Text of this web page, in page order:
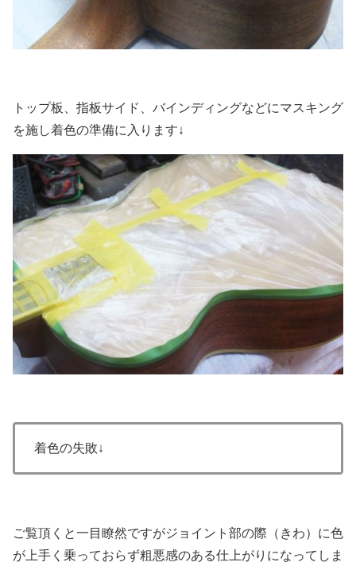
トップ板、指板サイド、バインディングなどにマスキング
を施し着色の準備に入ります↓
着色の失敗↓
ご覧頂くと一目瞭然ですがジョイント部の際（きわ）に色
が上手く乗っておらず粗悪感のある仕上がりになってしま